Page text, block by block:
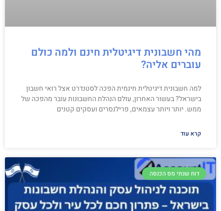
מהי חשבונית דיגיטלית חינם ולמה כולם
עוברים אליה?
למה חשבונית דיגיטלית חינמית הפכה לסטנדרט אצל רואי חשבון
בישראל? בעשור האחרון, עולם הנהלת החשבונות עובר מהפכה של
ממש. יותר ויותר עצמאים, פרילנסרים ועסקים קטנים
קרא עוד
דוח שנתי מס הכנסה